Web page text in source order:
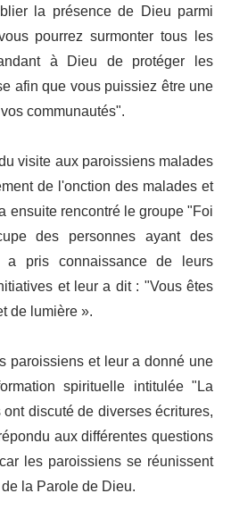
la présence de Dieu parmi
pourrez surmonter tous les
à Dieu de protéger les
afin que vous puissiez être une
communautés".
visite aux paroissiens malades
de l'onction des malades et
ensuite rencontré le groupe "Foi
des personnes ayant des
a pris connaissance de leurs
et leur a dit : "Vous êtes
de lumière ».
paroissiens et leur a donné une
spirituelle intitulée "La
discuté de diverses écritures,
aux différentes questions
les paroissiens se réunissent
la Parole de Dieu.